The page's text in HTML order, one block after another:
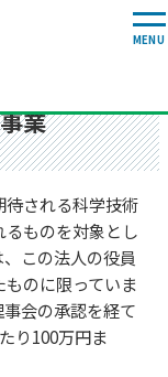
業
される科学技術
ものを対象とし
この法人の役員
のに限っていま
会の承認を経て
り100万円ま